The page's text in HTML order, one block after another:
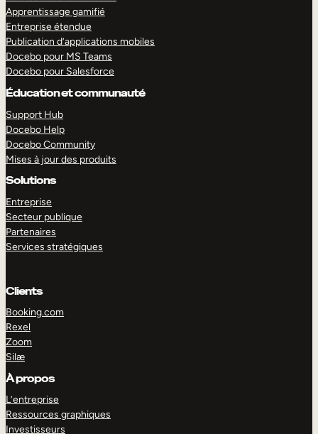
Apprentissage gamifié
Entreprise étendue
Publication d’applications mobiles
Docebo pour MS Teams
Docebo pour Salesforce
Éducation et communauté
Support Hub
Docebo Help
Docebo Community
Mises à jour des produits
Solutions
Entreprise
Secteur publique
Partenaires
Services stratégiques
Clients
Booking.com
Rexel
Zoom
Silæ
À propos
L’entreprise
Ressources graphiques
Investisseurs